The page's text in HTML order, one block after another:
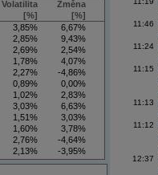
Volatilita
[%]
Změna
[%]
3,85%
6,67%
2,85%
9,43%
2,69%
2,54%
1,78%
4,07%
2,27%
-4,86%
0,89%
0,00%
1,02%
2,83%
3,03%
6,63%
1,51%
3,03%
1,60%
3,78%
2,76%
-4,64%
2,13%
-3,95%
3,50%
5,88%
11:46
11:24
11:15
11:13
11:12
12:37